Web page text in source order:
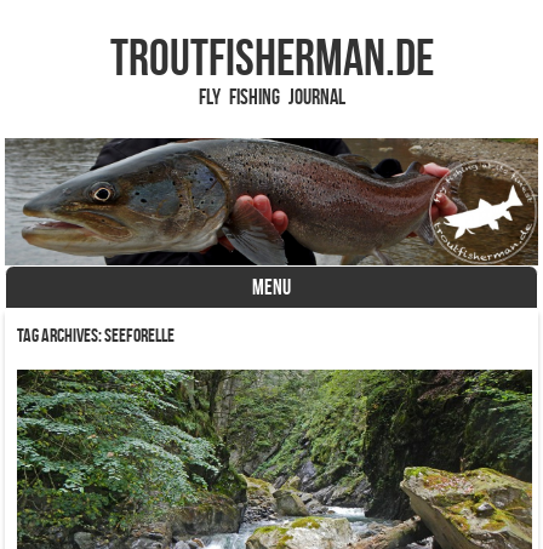
TROUTFISHERMAN.de
Fly Fishing Journal
MENU
Skip to content
Tag Archives:Seeforelle